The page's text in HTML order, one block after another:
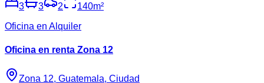
3
3 2 140m²
Oficina en Alquiler
Oficina en renta Zona 12
Zona 12, Guatemala, Ciudad